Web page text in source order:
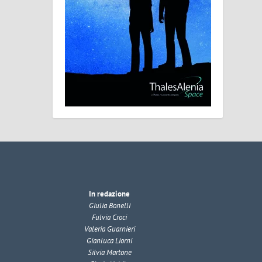
In redazione
Giulia Bonelli
Fulvia Croci
Valeria Guarnieri
Gianluca Liorni
Silvia Martone